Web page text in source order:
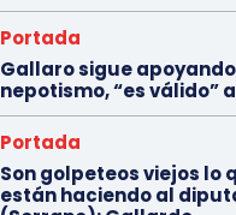
Portada
Gallaro sigue
nepotismo, “es válido”
Portada
Son golpeteos viejos lo
están haciendo al